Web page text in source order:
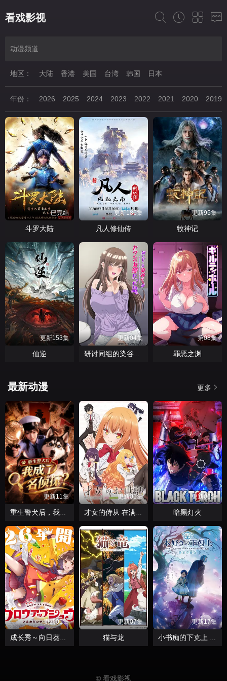
看戏影视
动漫频道
地区： 大陆 香港 美国 台湾 韩国 日本
年份： 2026 2025 2024 2023 2022 2021 2020 2019
已完结
斗罗大陆
更新186集
凡人修仙传
更新95集
牧神记
更新153集
仙逆
更新04集
研讨同组的染谷同学原来是女优这事
第08集
罪恶之渊
更多
最新动漫
更新11集
重生警犬后，我成了名侦探？
更新06集
才女的侍从 在满是高岭之花的贵族学校暗中照顾毫无生活自理能力的学院第一大小姐
更新06集
暗黑灯火
更新06集
成长秀～向日葵马戏团～
更新07集
猫与龙
更新17集
小书痴的下克上 领主的养女
© 看戏影视